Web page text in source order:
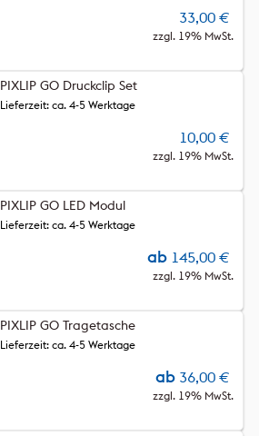
33,00 €
zzgl. 19% MwSt.
PIXLIP GO Druckclip Set
10,00 €
zzgl. 19% MwSt.
Lieferzeit: ca. 4-5 Werktage
PIXLIP GO LED Modul
ab 145,00 €
zzgl. 19% MwSt.
Lieferzeit: ca. 4-5 Werktage
PIXLIP GO Tragetasche
ab 36,00 €
zzgl. 19% MwSt.
Lieferzeit: ca. 4-5 Werktage